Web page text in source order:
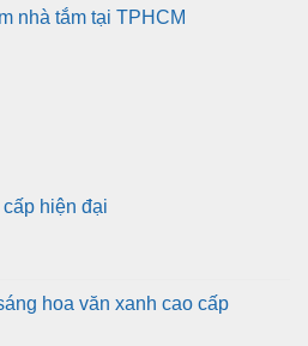
nhà tắm tại TPHCM
hiện đại
hoa văn xanh cao cấp